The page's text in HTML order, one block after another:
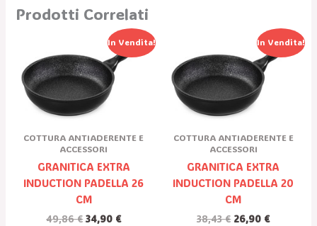
Prodotti Correlati
In Vendita!
COTTURA ANTIADERENTE E
ACCESSORI
GRANITICA EXTRA
INDUCTION PADELLA 26
CM
49,86€
Prezzo
Originale
Era:
49,86 €.
34,90 €
Il
Prezzo
Attuale
In Vendita!
COTTURA ANTIADERENTE E
ACCESSORI
GRANITICA EXTRA
INDUCTION PADELLA 20
CM
38,43€
Prezzo
Originale
Era:
38,43 €.
26,90 €
Il
Prezzo
Attuale